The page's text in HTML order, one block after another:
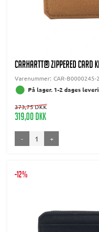
CARHARTT® ZIPPERED CARD
Varenummer: CAR-B0000245-
På lager. 1-2 dages
373,75 DKK
319,00 DKK
- +
-12%